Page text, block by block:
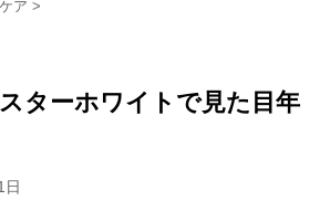
ア >
ターホワイトで見た目年
日